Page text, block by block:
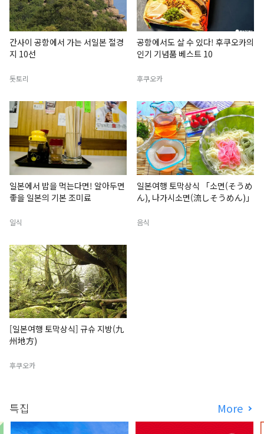
간사이 공항에서 가는 서일본 절경
지 10선
돗토리
공항에서도 살 수 있다! 후쿠오카의
인기 기념품 베스트 10
후쿠오카
일본에서 밥을 먹는다면! 알아두면
좋을 일본의 기본 조미료
일식
일본여행 토막상식 「소면(そうめ
ん), 나가시소면(流しそうめん)」
음식
[일본여행 토막상식] 규슈 지방(九
州地方)
후쿠오카
특집 More